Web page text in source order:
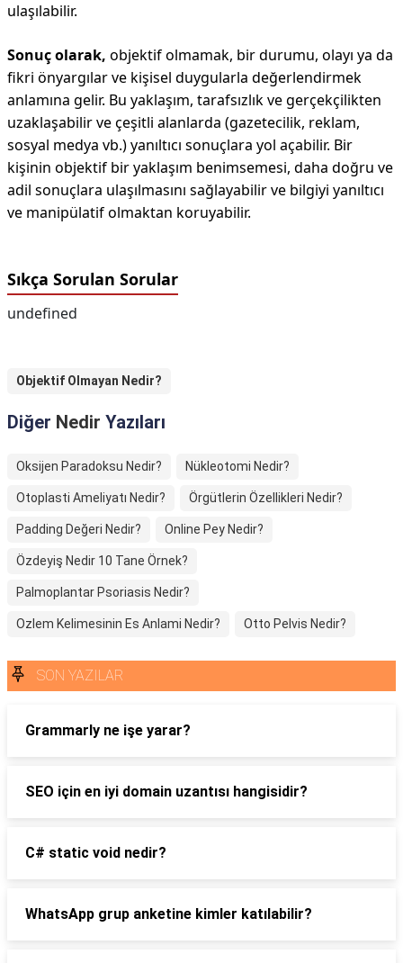
ulaşılabilir.
Sonuç olarak, objektif olmamak, bir durumu, olayı ya da
fikri önyargılar ve kişisel duygularla değerlendirmek
anlamına gelir. Bu yaklaşım, tarafsızlık ve gerçekçilikten
uzaklaşabilir ve çeşitli alanlarda (gazetecilik, reklam,
sosyal medya vb.) yanıltıcı sonuçlara yol açabilir. Bir
kişinin objektif bir yaklaşım benimsemesi, daha doğru ve
adil sonuçlara ulaşılmasını sağlayabilir ve bilgiyi yanıltıcı
ve manipülatif olmaktan koruyabilir.
Sıkça Sorulan Sorular
undefined
Objektif Olmayan Nedir?
Diğer Nedir Yazıları
Oksijen Paradoksu Nedir? Nükleotomi Nedir?
Otoplasti Ameliyatı Nedir? Örgütlerin Özellikleri Nedir?
Padding Değeri Nedir? Online Pey Nedir?
Özdeyiş Nedir 10 Tane Örnek?
Palmoplantar Psoriasis Nedir?
Ozlem Kelimesinin Es Anlami Nedir? Otto Pelvis Nedir?
SON YAZILAR
Grammarly ne işe yarar?
SEO için en iyi domain uzantısı hangisidir?
C# static void nedir?
WhatsApp grup anketine kimler katılabilir?